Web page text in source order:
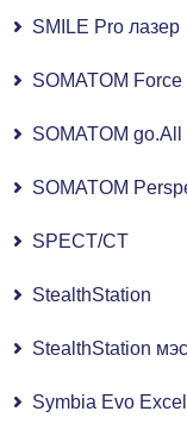
SMILE Pro лазер
SOMATOM
SOMATOM go.All
SOMATOM
SPECT/CT
StealthStation
StealthStation
Symbia Evo Excel